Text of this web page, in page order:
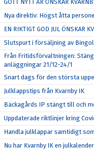
GOTT NYTT ÅR ÖNSKAR
Nya direktiv: Högst åtta
EN RIKTIGT GOD JUL ÖNSKAR
Slutspurt i försäljning av
Från Fritidsförvaltningen:
anläggningar 21/12-24/1
Snart dags för den största
Julklappstips från Kvarnby IK
Bäckagårds IP stängt till och
Uppdaterade riktlinjer kring
Handla julklappar samtidigt
Nu har Kvarnby IK en